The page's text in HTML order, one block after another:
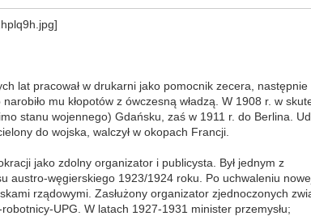
lat pracował w drukarni jako pomocnik zecera, następnie
mu kłopotów z ówczesną władzą. W 1908 r. w
stanu wojennego) Gdańsku, zaś w 1911 r. do Berlina.
do wojska, walczył w okopach Francji.
jako zdolny organizator i publicysta. Był jednym z
austro-węgierskiego 1923/1924 roku. Po uchwaleniu
rządowymi. Zasłużony organizator zjednoczonych
UPG. W latach 1927-1931 minister przemysłu;